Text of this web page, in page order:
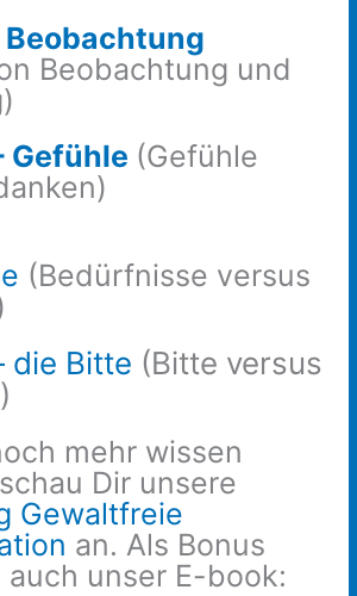
Beobachtung
Beobachtung und
Gefühle (Gefühle
(Bedürfnisse versus
die Bitte (Bitte versus
mehr wissen
Dir unsere
Gewaltfreie
an. Als Bonus
unser E-book: